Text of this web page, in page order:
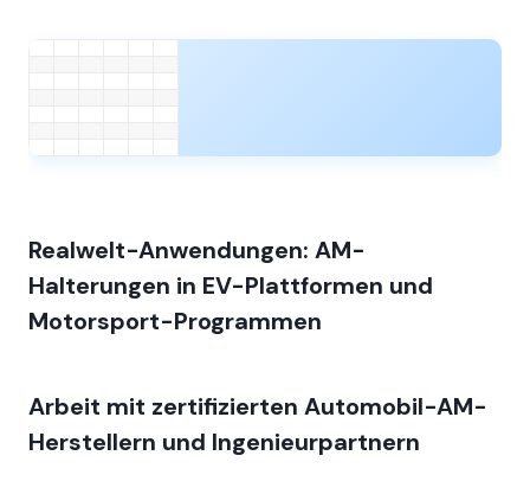
Realwelt-Anwendungen: AM-
Halterungen in EV-Plattformen und
Motorsport-Programmen
Arbeit mit zertifizierten Automobil-AM-
Herstellern und Ingenieurpartnern